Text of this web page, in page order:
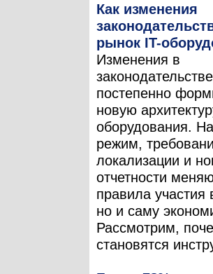
Как изменения
рынок IT-
Изменения в
постепенно
новую
оборудования.
режим,
локализации и
отчетности
правила участия
но и саму
Рассмотрим,
становятся